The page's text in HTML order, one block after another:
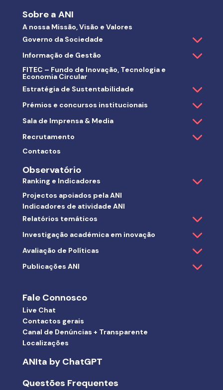
Sobre a ANI
A nossa Missão, Visão e Valores
Governo da Sociedade
Informação de Gestão
FITEC – Fundo de Inovação, Tecnologia e
Economia Circular
Estratégia de Sustentabilidade
Prémios e concursos institucionais
Sala de Imprensa & Media
Recrutamento
Contactos
Observatório
Ranking e Indicadores
Projectos apoiados pela ANI
Indicadores de atividade ANI
Relatórios temáticos
Investigação académica em inovação
Avaliação de Políticas
Publicações ANI
Fale Connosco
Live Chat
Contactos gerais
Canal de Denúncias + Transparente
Localizações
ANIta by ChatGPT
Questões Frequentes